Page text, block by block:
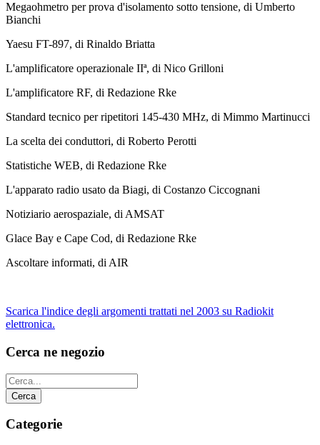
Megaohmetro per prova d'isolamento sotto tensione, di Umberto
Bianchi
Yaesu FT-897, di Rinaldo Briatta
L'amplificatore operazionale IIª, di Nico Grilloni
L'amplificatore RF, di Redazione Rke
Standard tecnico per ripetitori 145-430 MHz, di Mimmo Martinucci
La scelta dei conduttori, di Roberto Perotti
Statistiche WEB, di Redazione Rke
L'apparato radio usato da Biagi, di Costanzo Ciccognani
Notiziario aerospaziale, di AMSAT
Glace Bay e Cape Cod, di Redazione Rke
Ascoltare informati, di AIR
Scarica l'indice degli argomenti trattati nel 2003 su Radiokit
elettronica.
Cerca ne negozio
Categorie